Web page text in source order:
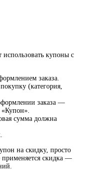
купоны с
заказа.
(категория,
заказа —
«Купон».
сумма должна
на скидку, просто
применяется скидка —